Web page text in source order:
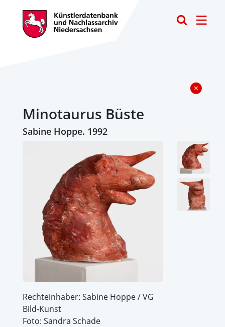
Minotaurus Büste
Sabine Hoppe. 1992
Rechteinhaber: Sabine Hoppe / VG
Bild-Kunst
Foto: Sandra Schade